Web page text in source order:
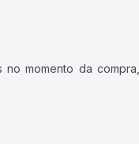
momento da